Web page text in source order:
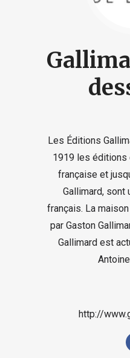
Les Éditions
1919 les éditions
française et
Gallimard, sont
français. La
par Gaston
Gallimard est
http://